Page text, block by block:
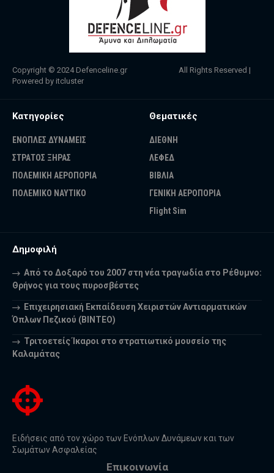
Copyright © 2024 Defenceline.gr All Rights Reserved |
Powered by itcluster
Κατηγορίες
ΕΝΟΠΛΕΣ ΔΥΝΑΜΕΙΣ
ΣΤΡΑΤΟΣ ΞΗΡΑΣ
ΠΟΛΕΜΙΚΗ ΑΕΡΟΠΟΡΙΑ
ΠΟΛΕΜΙΚΟ ΝΑΥΤΙΚΟ
Θεματικές
ΔΙΕΘΝΗ
ΛΕΦΕΔ
ΒΙΒΛΙΑ
ΓΕΝΙΚΗ ΑΕΡΟΠΟΡΙΑ
Flight Sim
Δημοφιλή
Από το Δοξαρό του 2007 στη νέα τραγωδία στο Ρέθυμνο:
Θρήνος για τους πυροσβέστες
Επιχειρησιακή Εκπαίδευση Χειριστών Αντιαρματικών
Όπλων Πεζικού (ΒΙΝΤΕΟ)
Τριτοετείς Ίκαροι στο στρατιωτικό μουσείο της
Καλαμάτας
Ειδήσεις από τον χώρο των Ενόπλων Δυνάμεων και των
Σωμάτων Ασφαλείας
Επικοινωνία